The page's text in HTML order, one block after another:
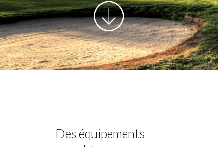
Des équipements